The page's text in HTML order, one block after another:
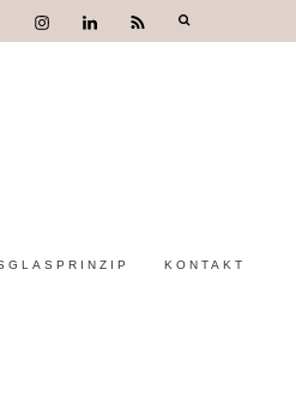
KONTAKT